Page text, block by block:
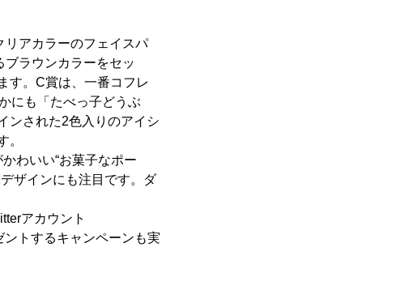
リアカラーのフェイスパ
ラウンカラーをセッ
す。C賞は、一番コフレ
にも「たべっ子どうぶ
ンされた2色入りのアイシ
。
わいい“お菓子なポー
ザインにも注目です。ダ
アカウント
トするキャンペーンも実